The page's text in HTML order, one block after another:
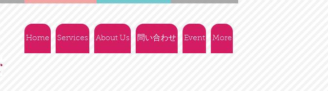
Home Services About Us 問い合わせ Event More